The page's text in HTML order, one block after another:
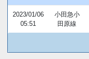
2023/01/06
05:51
小田急小
田原線